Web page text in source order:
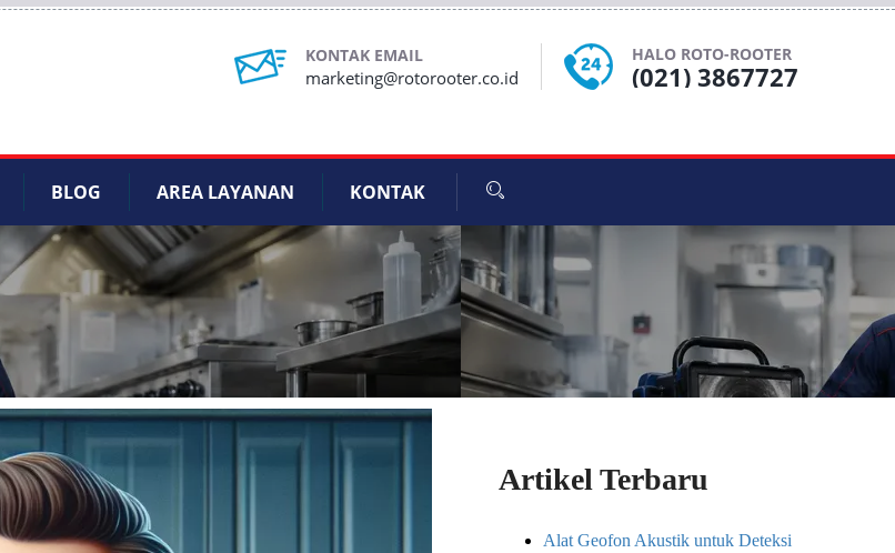
KONTAK EMAIL
marketing@rotorooter.co.id
HALO ROTO-ROOTER
(021) 3867727
BLOG AREA LAYANAN KONTAK
Artikel Terbaru
Alat Geofon Akustik untuk Deteksi